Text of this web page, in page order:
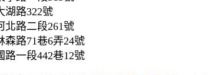
湖路322號
北路二段261號
路71巷6弄24號
一段442巷12號